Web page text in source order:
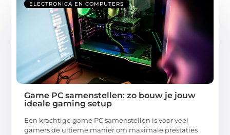
ELECTRONICA EN COMPUTERS
Game PC samenstellen: zo bouw je jouw
ideale gaming setup
Een krachtige game PC samenstellen is voor veel
gamers de ultieme manier om maximale prestaties